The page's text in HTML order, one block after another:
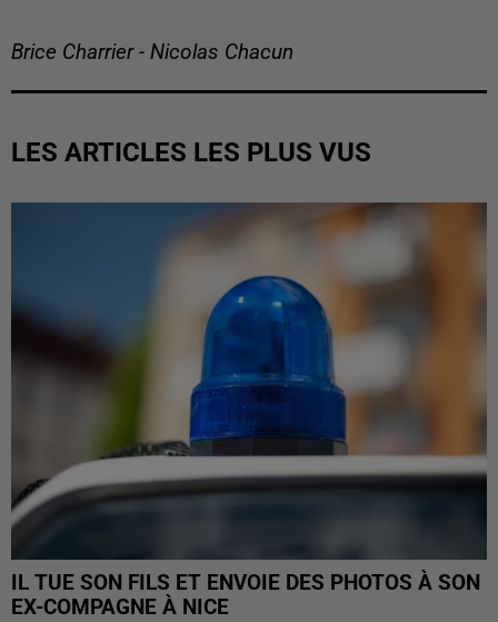
Brice Charrier - Nicolas Chacun
LES ARTICLES LES PLUS VUS
IL TUE SON FILS ET ENVOIE DES PHOTOS À SON
EX-COMPAGNE À NICE